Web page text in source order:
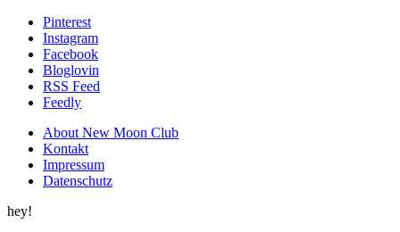
Pinterest
Instagram
Facebook
Bloglovin
RSS Feed
Feedly
About New Moon Club
Kontakt
Impressum
Datenschutz
hey!